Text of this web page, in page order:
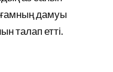
дамуы
талап етті.